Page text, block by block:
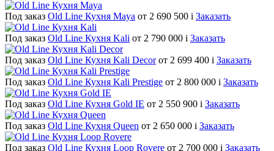
Под заказ Old Line Кухня Maya от 2 690 500 i Заказать
Под заказ Old Line Кухня Kali от 2 790 000 i Заказать
Под заказ Old Line Кухня Kali Decor от 2 699 400 i Заказать
Под заказ Old Line Кухня Kali Prestige от 2 800 000 i Заказать
Под заказ Old Line Кухня Gold IE от 2 550 900 i Заказать
Под заказ Old Line Кухня Queen от 2 650 000 i Заказать
Под заказ Old Line Кухня Loop Rovere от 2 700 000 i Заказать